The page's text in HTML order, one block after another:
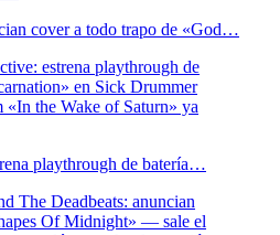
cover a todo trapo de «God…
playthrough de batería…